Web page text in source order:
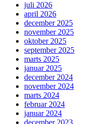
juli 2026
april 2026
december 2025
november 2025
oktober 2025
september 2025
marts 2025
januar 2025
december 2024
november 2024
marts 2024
februar 2024
januar 2024
december 2023